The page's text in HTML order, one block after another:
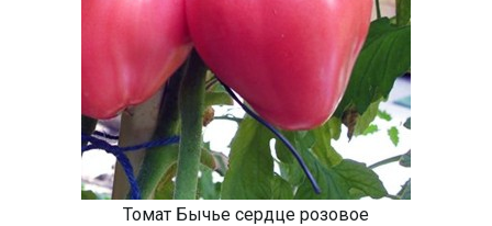
Томат Бычье сердце розовое